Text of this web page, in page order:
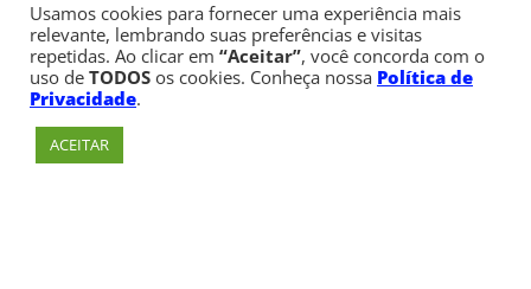
Usamos cookies para fornecer uma experiência mais
relevante, lembrando suas preferências e visitas
repetidas. Ao clicar em “Aceitar”, você concorda com o
uso de TODOS os cookies. Conheça nossa Política de
Privacidade.
ACEITAR